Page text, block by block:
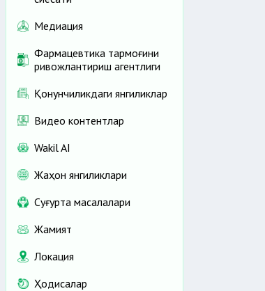
Медиация
Фармацевтика тармоғини
ривожлантириш агентлиги
Қонунчиликдаги янгиликлар
Видео контентлар
Wakil AI
Жаҳон янгиликлари
Cуғурта масалалари
Жамият
Локация
Ҳодисалар